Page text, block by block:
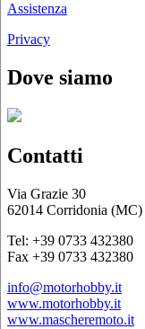
Assistenza
Privacy
Dove siamo
Contatti
Via Grazie 30
62014 Corridonia (MC)
Tel: +39 0733 432380
Fax +39 0733 432380
info@motorhobby.it
www.motorhobby.it
www.mascheremoto.it